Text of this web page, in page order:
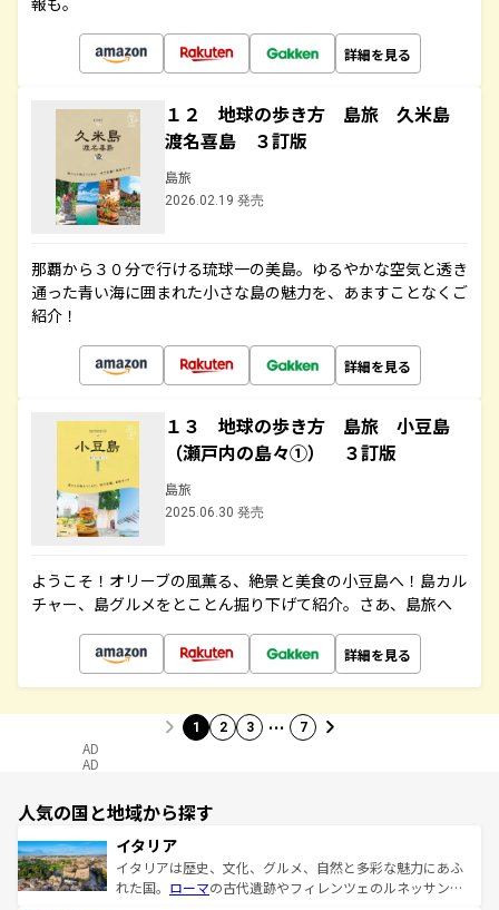
詳細を見る
１２ 地球の歩き方 島旅 久米島
渡名喜島 ３訂版
島旅
2026.02.19 発売
那覇から３０分で行ける琉球一の美島。ゆるやかな空気と透き
通った青い海に囲まれた小さな島の魅力を、あますことなくご
紹介！
詳細を見る
１３ 地球の歩き方 島旅 小豆島
（瀬戸内の島々①） ３訂版
島旅
2025.06.30 発売
ようこそ！オリーブの風薫る、絶景と美食の小豆島へ！島カル
チャー、島グルメをとことん掘り下げて紹介。さあ、島旅へ
詳細を見る
1 2 3 … 7
AD
AD
人気の国と地域から探す
イタリア
イタリアは歴史、文化、グルメ、自然と多彩な魅力にあふ
れた国。 ローマの古代遺跡やフィレンツェのルネッサンス